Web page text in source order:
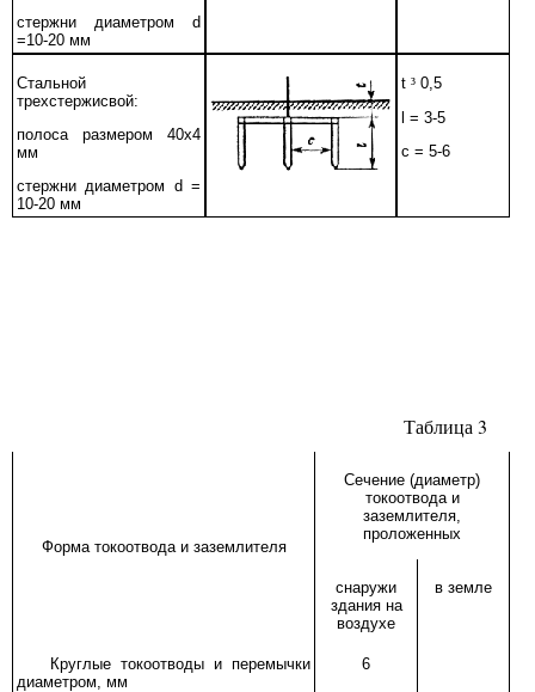
стержни диаметром d
=10-20 мм
Стальной
трехстержисвой:
полоса размером 40х4
мм
стержни диаметром d =
10-20 мм
t ³ 0,5
l = 3-5
c = 5-6
Таблица 3
Форма токоотвода и заземлителя
Сечение (диаметр)
токоотвода и
заземлителя,
проложенных
снаружи
здания на
воздухе
в земле
Круглые токоотводы и перемычки
диаметром, мм
6